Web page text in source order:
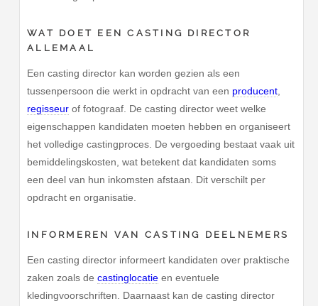
WAT DOET EEN CASTING DIRECTOR
ALLEMAAL
Een casting director kan worden gezien als een
tussenpersoon die werkt in opdracht van een producent
regisseur of fotograaf. De casting director weet welke
eigenschappen kandidaten moeten hebben en organiseert
het volledige castingproces. De vergoeding bestaat vaak uit
bemiddelingskosten, wat betekent dat kandidaten soms
een deel van hun inkomsten afstaan. Dit verschilt per
opdracht en organisatie.
INFORMEREN VAN CASTING DEELNEMERS
Een casting director informeert kandidaten over praktische
zaken zoals decastinglocatie en eventuele
kledingvoorschriften. Daarnaast kan de casting director